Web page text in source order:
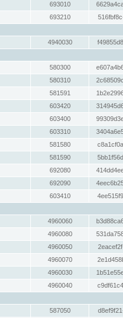
693010
693210
4940030
580300
580310
581591
603420
603400
603310
581580
581590
692080
692090
603410
4960060
4960080
4960050
4960070
4960030
4960040
587050